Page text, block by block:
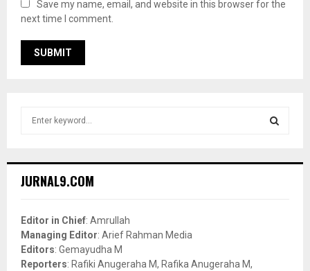
Save my name, email, and website in this browser for the
next time I comment.
h
o
r
:
JURNAL9.COM
Editor in Chief: Amrullah
Managing Editor: Arief Rahman Media
Editors: Gemayudha M
Reporters: Rafiki Anugeraha M, Rafika Anugeraha M,